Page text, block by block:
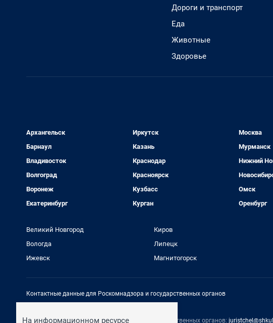
Дороги и транспорт
Еда
Животные
Здоровье
Архангельск
Барнаул
Владивосток
Волгоград
Воронеж
Екатеринбург
Иркутск
Казань
Краснодар
Красноярск
Кузбасс
Курган
Москва
Мурманск
Нижний
Омск
Оренбург
Великий Новгород
Вологда
Ижевск
Киров
Липецк
Магнитогорск
Контактные данные для Роскомнадзора и государственных органов
Контактные данные для Роскомнадзора и государственных органов:
На информационном ресурсе